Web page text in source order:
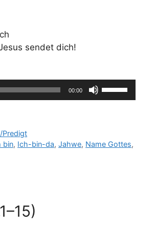
sendet dich!
00:00
Pfeiltasten
Hoch/Runter
Lautstärke
Predigt
bin, Ich-bin-da,Jahwe, Name Gottes,